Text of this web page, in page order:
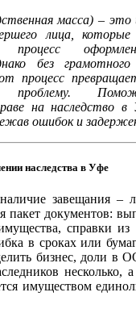
масса) –
лица,
без грамотного
процесс
проблему.
на наследство в
ошибок и
наследства в Уфе
завещания –
пакет документов:
справки
в сроках или
бизнес, доли в
имуществом